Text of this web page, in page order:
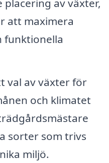
av växter,
att maximera
funktionella
val av växter för
och klimatet
sorter som trivs
miljö.